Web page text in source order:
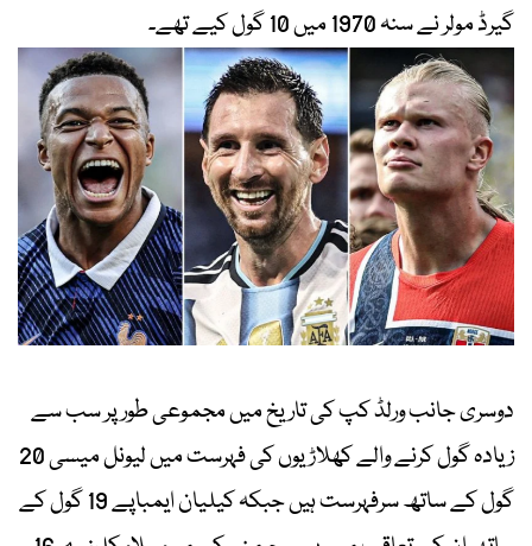
گیرڈ مولر نے سنہ 1970 میں 10 گول کیے تھے۔
دوسری جانب ورلڈ کپ کی تاریخ میں مجموعی طور پر سب سے
زیادہ گول کرنے والے کھلاڑیوں کی فہرست میں لیونل میسی 20
گول کے ساتھ سرفہرست ہیں جبکہ کیلیان ایمباپے 19 گول کے